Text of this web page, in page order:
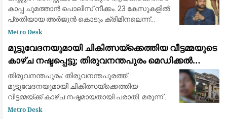
കാപ്പ ചുമത്താൻ പൊലീസ് നീക്കം. 23 കേസുകളിൽ
പ്രതിയായ അർജുൻ കൊടും ക്രിമിനലെന്ന്
പൊലീസ് റിപ്പോർട്ട് നൽകും. അർജുനെതിരെ രണ്ട്
Metro Desk
മുട്ടുവേദനയുമായി ചികിത്സയ്ക്കെത്തിയ വീട്ടമ്മയുടെ
കാഴ്ച നഷ്ടപ്പെട്ടു; തിരുവനന്തപുരം മെഡിക്കൽ
കോളെജ് ഡോക്റ്റർക്കെതിരേ പരാതി
തിരുവനന്തപുരം: തിരുവനന്തപുരത്ത്
മുട്ടുവേദനയുമായി ചികിത്സയ്ക്കെത്തിയ
വീട്ടമ്മയ്ക്ക് കാഴ്ച നഷ്ടമായതായി പരാതി. മരുന്ന്
മാറി നൽകിയെന്നാരോപിച്ച് തിരുവനന്തപുരം
Metro Desk